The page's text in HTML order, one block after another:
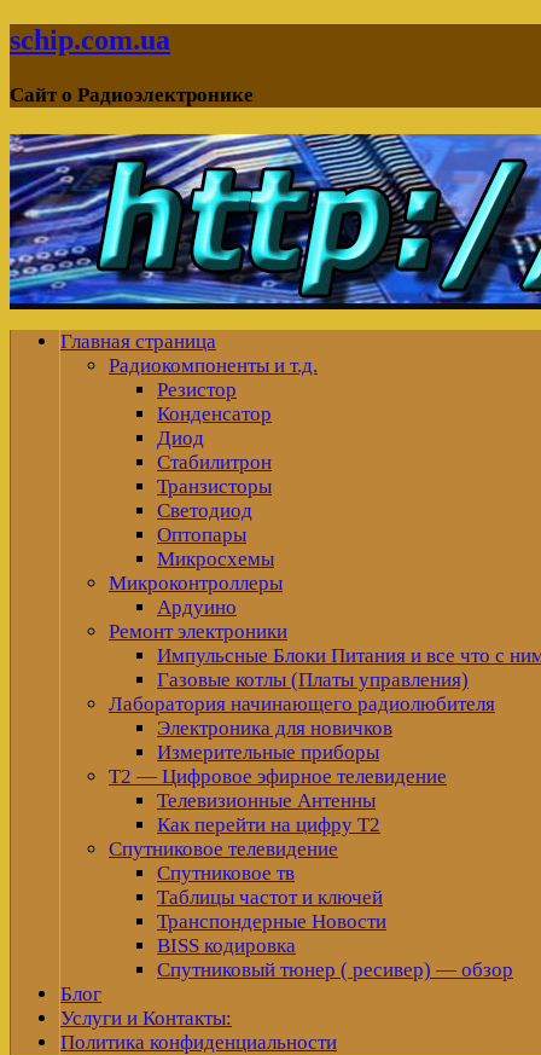
schip.com.ua
Сайт о Радиоэлектронике
Главная страница
Радиокомпоненты и т.д.
Резистор
Конденсатор
Диод
Стабилитрон
Транзисторы
Светодиод
Оптопары
Микросхемы
Микроконтроллеры
Ардуино
Ремонт электроники
Импульсные Блоки Питания и все что с
Газовые котлы (Платы управления)
Лаборатория начинающего радиолюбителя
Электроника для новичков
Измерительные приборы
Т2 — Цифровое эфирное телевидение
Телевизионные Антенны
Как перейти на цифру Т2
Спутниковое телевидение
Спутниковое тв
Таблицы частот и ключей
Транспондерные Новости
BISS кодировка
Спутниковый тюнер ( ресивер) — обзор
Блог
Услуги и Контакты:
Политика конфиденциальности